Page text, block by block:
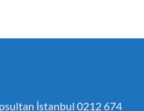
İstanbul 0212 674